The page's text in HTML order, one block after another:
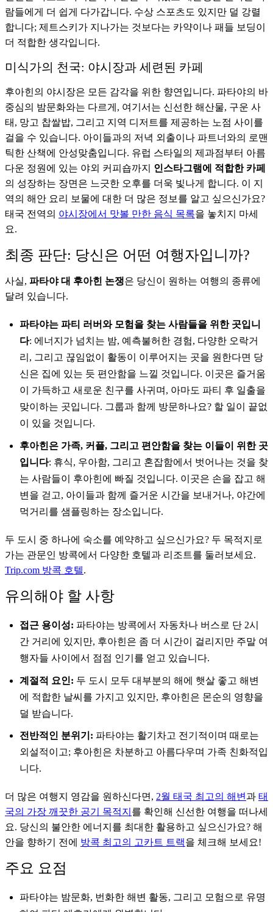
람들에게 더 쉽게 다가갑니다. 수상 스포츠도 있지만 덜 강렬
합니다; 제트스키가 지나가는 것보다는 카약이나 패들 보딩이
더 적합한 생각입니다.
미식가의 천국: 야시장과 세련된 카페
후아힌의 야시장은 모든 감각을 위한 향연입니다. 파타야의 바
중심의 밤문화와는 다르게, 여기서는 신선한 해산물, 구운 사
태, 망고 찹쌀밥, 그리고 지역 디저트를 제공하는 노점 사이를
걸을 수 있습니다. 아이들과의 저녁 외출이나 파트너와의 로맨
틱한 산책에 안성맞춤입니다. 유럽 스타일의 제과점부터 아름
다운 정원에 있는 야외 커피숍까지 인스타그램에 적합한 카페
의 성장하는 장면은 느긋한 오후를 더욱 빛나게 합니다. 이 지
역의 해안 요리 보물에 대한 더 많은 정보를 알고 싶으신가요?
태국 전역의 야시장에서 맛볼 만한 음식 목록을 놓치지 마세
요.
최종 판단: 당신은 어떤 여행자입니까?
사실, 파타야 대 후아힌 논쟁은 당신이 원하는 여행의 종류에
달려 있습니다.
파타야는 파티 러버와 모험을 찾는 사람들을 위한 곳입니
다: 에너지가 넘치는 밤, 예측불허한 경험, 다양한 오락거
리, 그리고 끊임없이 활동이 이루어지는 곳을 원한다면 당
신은 집에 있는 듯 편안함을 느낄 것입니다. 이곳은 즐거움
이 가득하고 새로운 친구를 사귀며, 아마도 파티 후 일출을
맞이하는 곳입니다. 그룹과 함께 방문하나요? 할 일이 끝없
이 있을 것입니다.
후아힌은 가족, 커플, 그리고 편안함을 찾는 이들이 위한 곳
입니다: 휴식, 우아함, 그리고 혼잡함에서 벗어나는 것을 찾
는 사람들이 후아힌에 빠질 것입니다. 이곳은 손을 잡고 해
변을 걷고, 아이들과 함께 즐거운 시간을 보내거나, 야간에
먹거리를 샘플링하는 장소입니다.
두 도시 중 하나에 숙소를 예약하고 싶으신가요? 두 목적지로
가는 관문인 방콕에서 다양한 호텔과 리조트를 둘러보세요.
Trip.com 방콕 호텔.
유의해야 할 사항
접근 용이성: 파타야는 방콕에서 자동차나 버스로 단 2시
간 거리에 있지만, 후아힌은 좀 더 시간이 걸리지만 주말 여
행자들 사이에서 점점 인기를 얻고 있습니다.
계절적 요인: 두 도시 모두 대부분의 해에 햇살 좋고 해변
에 적합한 날씨를 가지고 있지만, 후아힌은 몬순의 영향을
덜 받습니다.
전반적인 분위기: 파타야는 활기차고 전기적이며 때로는
외설적이고; 후아힌은 차분하고 아름다우며 가족 친화적입
니다.
더 많은 여행지 영감을 원하신다면, 2월 태국 최고의 해변과 태
국의 가장 깨끗한 공기 목적지 를 확인해 신선한 여행을 떠나세
요. 당신의 불안한 에너지를 최대한 활용하고 싶으신가요? 해
안을 향하기 전에 방콕 최고의 고카트 트랙을 체크해 보세요!
주요 요점
파타야는 밤문화, 번화한 해변 활동, 그리고 모험으로 유명